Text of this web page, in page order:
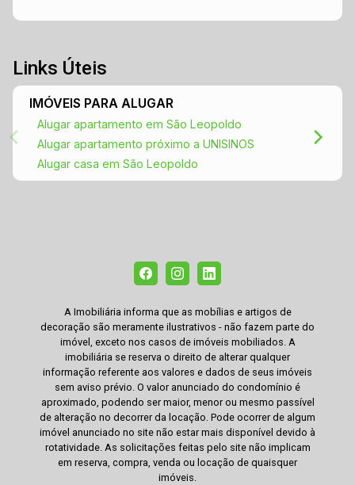
público. A tranquilidade da região é um diferencial
mão da praticidade do dia a dia. Não perca a
em contato para agendar uma visita e descubra
tudo o que esta casa tem a oferecer. A sua nova
casa no Santo André espera por você!
Links Úteis
IMÓVEIS PARA ALUGAR
Alugar apartamento em São Leopoldo
Alugar apartamento próximo a UNISINOS
Alugar casa em São Leopoldo
A Imobiliária informa que as mobílias e artigos de
decoração são meramente ilustrativos - não fazem parte do
imóvel, exceto nos casos de imóveis mobiliados. A
imobiliária se reserva o direito de alterar qualquer
informação referente aos valores e dados de seus imóveis
sem aviso prévio. O valor anunciado do condomínio é
aproximado, podendo ser maior, menor ou mesmo passível
de alteração no decorrer da locação. Pode ocorrer de algum
imóvel anunciado no site não estar mais disponível devido à
rotatividade. As solicitações feitas pelo site não implicam
em reserva, compra, venda ou locação de quaisquer
imóveis.